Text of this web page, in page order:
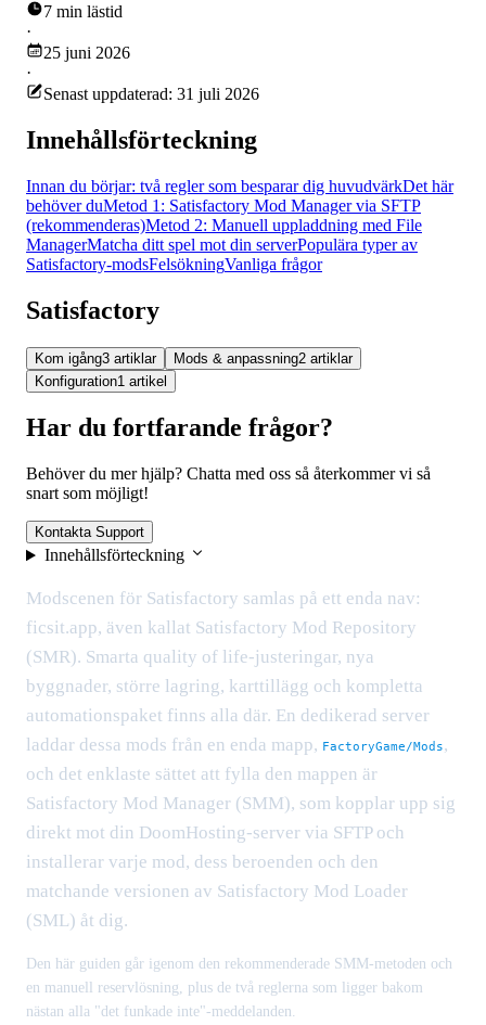
7 min lästid
·
25 juni 2026
·
Senast uppdaterad: 31 juli 2026
Innehållsförteckning
Innan du börjar: två regler som besparar dig huvudvärkDet här
behöver duMetod 1: Satisfactory Mod Manager via SFTP
(rekommenderas)Metod 2: Manuell uppladdning med File
ManagerMatcha ditt spel mot din serverPopulära typer av
Satisfactory-modsFelsökningVanliga frågor
Satisfactory
Kom igång3 artiklar Mods & anpassning2 artiklar
Konfiguration1 artikel
Har du fortfarande frågor?
Behöver du mer hjälp? Chatta med oss så återkommer vi så
snart som möjligt!
Kontakta Support
Innehållsförteckning
Modscenen för Satisfactory samlas på ett enda nav:
ficsit.app, även kallat Satisfactory Mod Repository
(SMR). Smarta quality of life-justeringar, nya
byggnader, större lagring, karttillägg och kompletta
automationspaket finns alla där. En dedikerad server
laddar dessa mods från en enda mapp, FactoryGame/Mods,
och det enklaste sättet att fylla den mappen är
Satisfactory Mod Manager (SMM), som kopplar upp sig
direkt mot din DoomHosting-server via SFTP och
installerar varje mod, dess beroenden och den
matchande versionen av Satisfactory Mod Loader
(SML) åt dig.
Den här guiden går igenom den rekommenderade SMM-metoden och
en manuell reservlösning, plus de två reglerna som ligger bakom
nästan alla "det funkade inte"-meddelanden.